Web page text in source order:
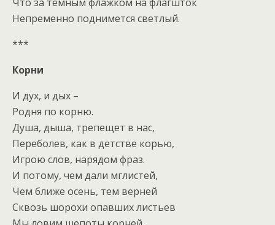
Что за темным флажком на флагшток
Непременно поднимется светлый.
***
Корни
И дух, и дых –
Родня по корню.
Душа, дыша, трепещет в нас,
Переболев, как в детстве корью,
Игрою слов, нарядом фраз.
И потому, чем дали мглистей,
Чем ближе осень, тем верней
Сквозь шорохи опавших листьев